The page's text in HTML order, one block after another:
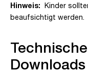
Hinweis: Kinder
beaufsichtigt werden.
Downloads